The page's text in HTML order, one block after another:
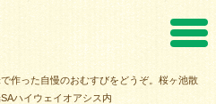
作った自慢のおむすびをどうぞ。桜ヶ池散
ハイウェイオアシス内